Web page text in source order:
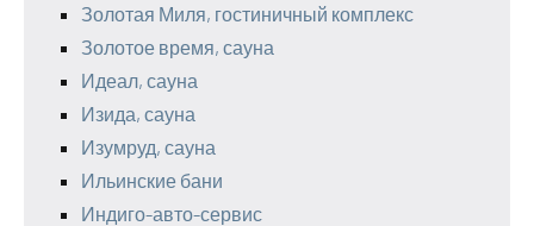
Золотая Миля, гостиничный комплекс
Золотое время, сауна
Идеал, сауна
Изида, сауна
Изумруд, сауна
Ильинские бани
Индиго-авто-сервис